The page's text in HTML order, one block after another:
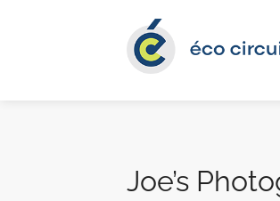
Joe’s